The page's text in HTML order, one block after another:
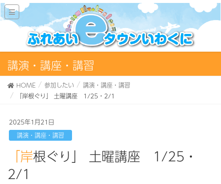
講演・講座・講習
HOME 参加したい
講演・講座・講習
「岸根ぐり」 土曜講座 1/25・2/1
2025年1月21日
講演・講座・講習
「岸根ぐり」 土曜講座 1/25・
2/1